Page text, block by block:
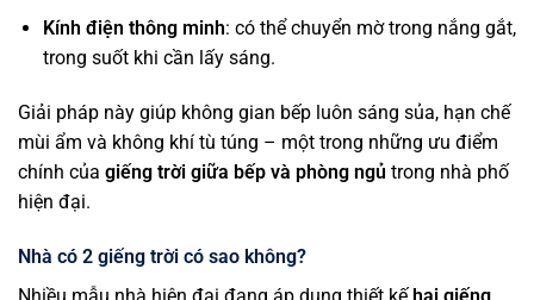
Kính điện thông minh: có thể chuyển mờ trong nắng gắt,
trong suốt khi cần lấy sáng.
Giải pháp này giúp không gian bếp luôn sáng sủa, hạn chế
mùi ẩm và không khí tù túng – một trong những ưu điểm
chính của giếng trời giữa bếp và phòng ngủ trong nhà phố
hiện đại.
Nhà có 2 giếng trời có sao không?
Nhiều mẫu nhà hiện đại đang áp dụng thiết kếhai giếng